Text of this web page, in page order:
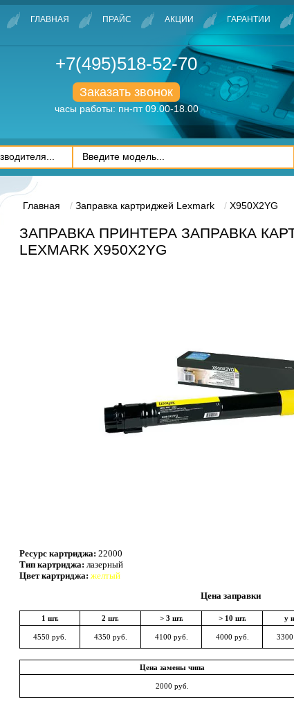
ГЛАВНАЯ ПРАЙС АКЦИИ ГАРАНТИИ
+7(495)518-52-70
Заказать звонок
часы работы: пн-пт 09.00-18.00
Главная Заправка картриджей Lexmark X950X2YG
ЗАПРАВКА ПРИНТЕРА ЗАПРАВКА
LEXMARK X950X2YG
Ресурс картриджа: 22000
Тип картриджа: лазерный
Цвет картриджа: желтый
Цена заправки
1 шт. 2 шт. > 3 шт. > 10 шт. у
4550 руб. 4350 руб. 4100 руб. 4000 руб. 3300
Цена замены чипа
2000 руб.